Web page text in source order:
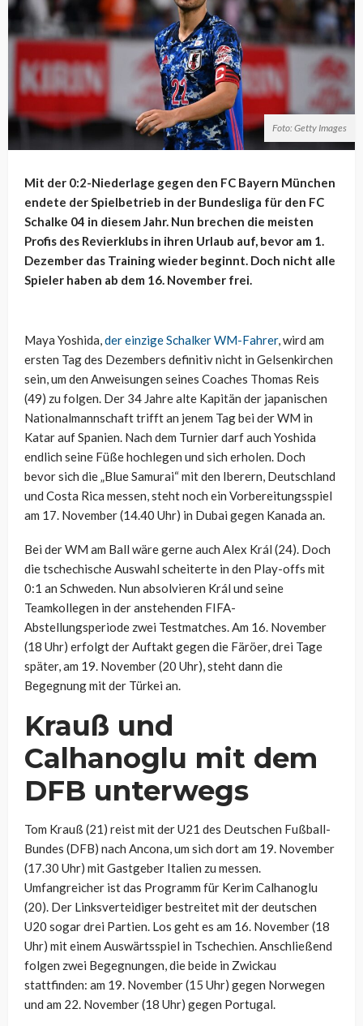
Foto: Getty Images
Mit der 0:2-Niederlage gegen den FC Bayern München
endete der Spielbetrieb in der Bundesliga für den FC
Schalke 04 in diesem Jahr. Nun brechen die meisten
Profis des Revierklubs in ihren Urlaub auf, bevor am 1.
Dezember das Training wieder beginnt. Doch nicht alle
Spieler haben ab dem 16. November frei.
Maya Yoshida,der einzige Schalker WM-Fahrer, wird am
ersten Tag des Dezembers definitiv nicht in Gelsenkirchen
sein, um den Anweisungen seines Coaches Thomas Reis
(49) zu folgen. Der 34 Jahre alte Kapitän der japanischen
Nationalmannschaft trifft an jenem Tag bei der WM in
Katar auf Spanien. Nach dem Turnier darf auch Yoshida
endlich seine Füße hochlegen und sich erholen. Doch
bevor sich die „Blue Samurai“ mit den Iberern, Deutschland
und Costa Rica messen, steht noch ein Vorbereitungsspiel
am 17. November (14.40 Uhr) in Dubai gegen Kanada an.
Bei der WM am Ball wäre gerne auch Alex Král (24). Doch
die tschechische Auswahl scheiterte in den Play-offs mit
0:1 an Schweden. Nun absolvieren Král und seine
Teamkollegen in der anstehenden FIFA-
Abstellungsperiode zwei Testmatches. Am 16. November
(18 Uhr) erfolgt der Auftakt gegen die Färöer, drei Tage
später, am 19. November (20 Uhr), steht dann die
Begegnung mit der Türkei an.
Krauß und
Calhanoglu mit dem
DFB unterwegs
Tom Krauß (21) reist mit der U21 des Deutschen Fußball-
Bundes (DFB) nach Ancona, um sich dort am 19. November
(17.30 Uhr) mit Gastgeber Italien zu messen.
Umfangreicher ist das Programm für Kerim Calhanoglu
(20). Der Linksverteidiger bestreitet mit der deutschen
U20 sogar drei Partien. Los geht es am 16. November (18
Uhr) mit einem Auswärtsspiel in Tschechien. Anschließend
folgen zwei Begegnungen, die beide in Zwickau
stattfinden: am 19. November (15 Uhr) gegen Norwegen
und am 22. November (18 Uhr) gegen Portugal.